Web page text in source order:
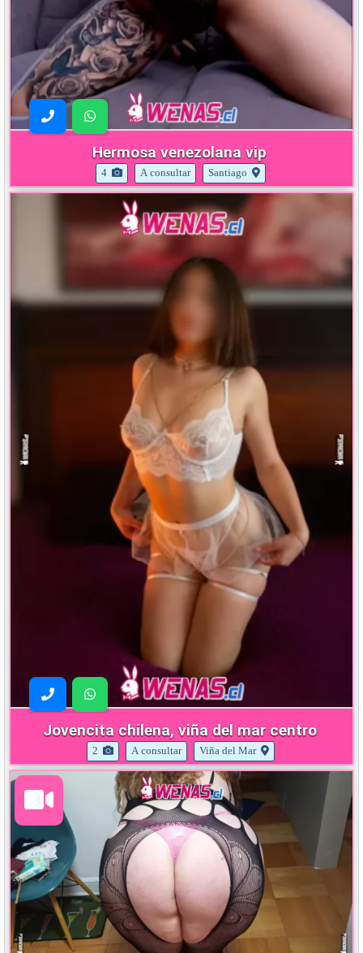
Hermosa venezolana vip
4 A consultar Santiago
Jovencita chilena, viña del mar centro
2 A consultar Viña del Mar